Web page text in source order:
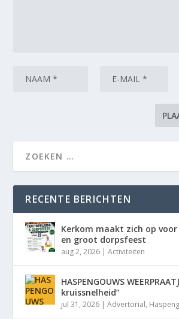
RECENTE BERICHTEN
Kerkom maakt zich op
en groot dorpsfeest
aug 2, 2026 |Activiteiten
HASPENGOUWS
kruissnelheid”
jul 31, 2026 |Advertorial,